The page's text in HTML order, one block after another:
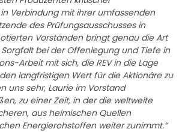
Verbindung mit ihrer umfassenden
des Prüfungsausschusses in
Vorständen bringt genau die Art
Sorgfalt bei der Offenlegung und Tiefe in
Arbeit mit sich, die REV in die Lage
langfristigen Wert für die Aktionäre zu
uns sehr, Laurie im Vorstand
zu einer Zeit, in der die weltweite
aus heimischen Quellen
Energierohstoffen weiter zunimmt.“